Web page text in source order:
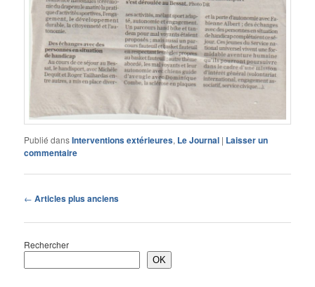
Publié dansInterventions extérieures, Le Journal | Laisser un
commentaire
Navigation
articles
← Articles plus anciens
Rechercher
OK